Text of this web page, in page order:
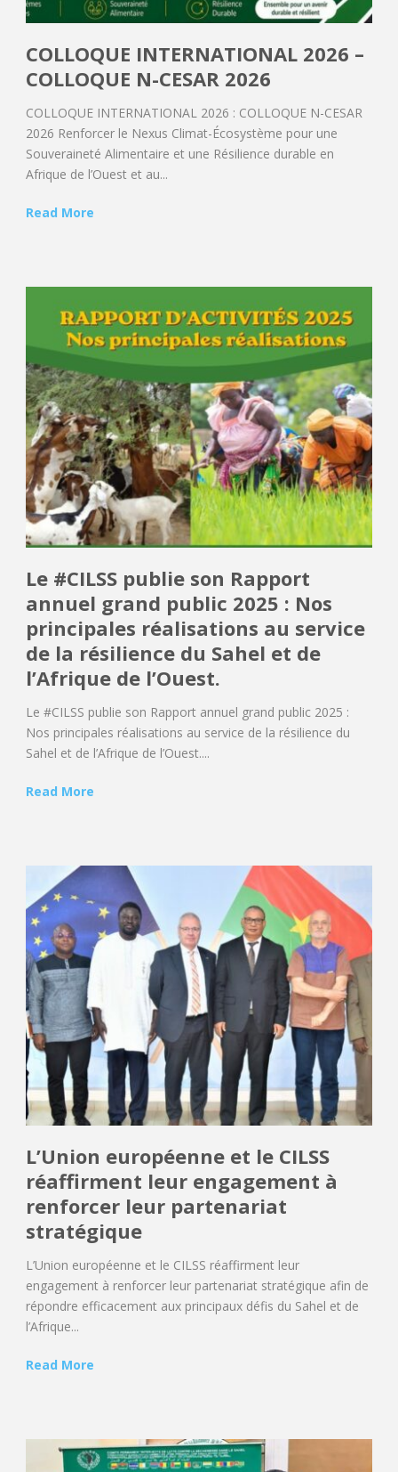
COLLOQUE INTERNATIONAL 2026 –
COLLOQUE N-CESAR 2026
COLLOQUE INTERNATIONAL 2026 : COLLOQUE N-CESAR
2026 Renforcer le Nexus Climat-Écosystème pour une
Souveraineté Alimentaire et une Résilience durable en
Afrique de l’Ouest et au...
Read More
Le #CILSS publie son Rapport
annuel grand public 2025 : Nos
principales réalisations au service
de la résilience du Sahel et de
l’Afrique de l’Ouest.
Le #CILSS publie son Rapport annuel grand public 2025 :
Nos principales réalisations au service de la résilience du
Sahel et de l’Afrique de l’Ouest....
Read More
L’Union européenne et le CILSS
réaffirment leur engagement à
renforcer leur partenariat
stratégique
L’Union européenne et le CILSS réaffirment leur
engagement à renforcer leur partenariat stratégique afin de
répondre efficacement aux principaux défis du Sahel et de
l’Afrique...
Read More